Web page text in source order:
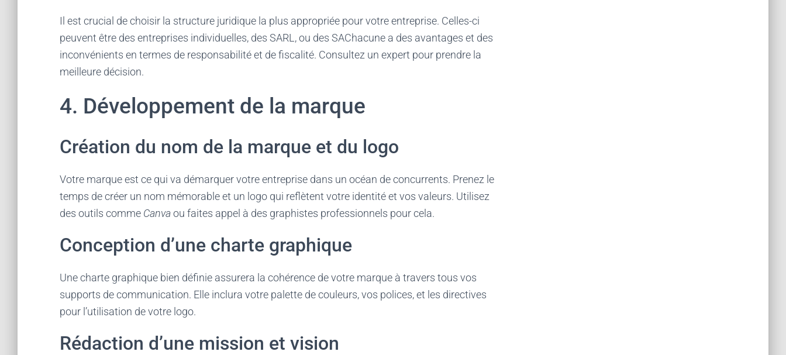
Il est crucial de choisir la structure juridique la plus appropriée pour votre entreprise. Celles-ci
peuvent être des entreprises individuelles, des SARL, ou des SAChacune a des avantages et des
inconvénients en termes de responsabilité et de fiscalité. Consultez un expert pour prendre la
meilleure décision.
4. Développement de la marque
Création du nom de la marque et du logo
Votre marque est ce qui va démarquer votre entreprise dans un océan de concurrents. Prenez le
temps de créer un nom mémorable et un logo qui reflètent votre identité et vos valeurs. Utilisez
des outils comme Canvaou faites appel à des graphistes professionnels pour cela.
Conception d’une charte graphique
Une charte graphique bien définie assurera la cohérence de votre marque à travers tous vos
supports de communication. Elle inclura votre palette de couleurs, vos polices, et les directives
pour l’utilisation de votre logo.
Rédaction d’une mission et vision